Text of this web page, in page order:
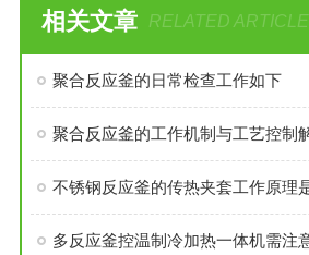
相关文章 RELATED
聚合反应釜的日常检查工作如下
聚合反应釜的工作机制与工艺控制
不锈钢反应釜的传热夹套工作原理
多反应釜控温制冷加热一体机需注